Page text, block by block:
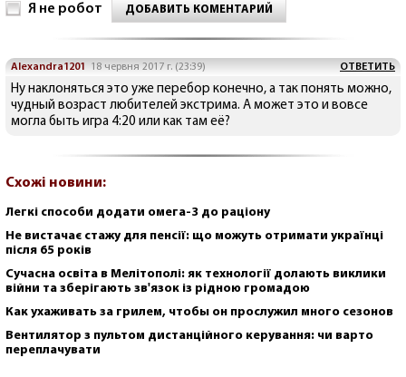
Я не робот ДОБАВИТЬ КОМЕНТАРИЙ
Alexandra1201 18 червня 2017 г. (23:39) ОТВЕТИТЬ
Ну наклоняться это уже перебор конечно, а так понять можно,
чудный возраст любителей экстрима. А может это и вовсе
могла быть игра 4:20 или как там её?
Схожі новини:
Легкі способи додати омега-3 до раціону
Не вистачає стажу для пенсії: що можуть отримати українці
після 65 років
Сучасна освіта в Мелітополі: як технології долають виклики
війни та зберігають зв'язок із рідною громадою
Как ухаживать за грилем, чтобы он прослужил много сезонов
Вентилятор з пультом дистанційного керування: чи варто
переплачувати